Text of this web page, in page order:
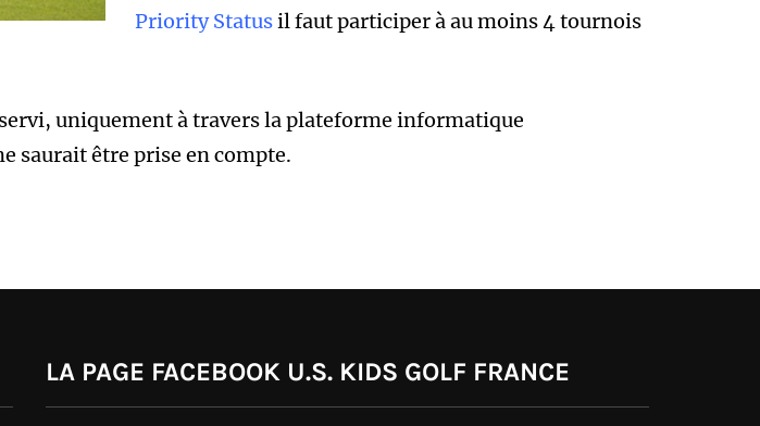
Priority Statusil faut participer à au moins 4 tournois
uniquement à travers la plateforme informatique
saurait être prise en compte.
LA PAGE FACEBOOK U.S. KIDS GOLF FRANCE